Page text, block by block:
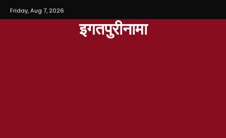
Friday, Aug 7, 2026
इगतपुरीनामा